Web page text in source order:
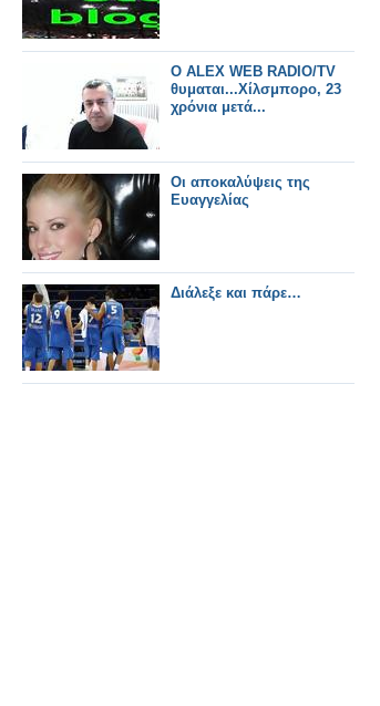
O ALEX WEB RADIO/TV
θυμαται...Χίλσμπορο, 23
χρόνια μετά...
Οι αποκαλύψεις της
Ευαγγελίας
Διάλεξε και πάρε…